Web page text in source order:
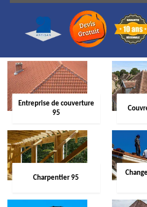
Entreprise de couverture
95
Charpentier 95